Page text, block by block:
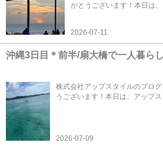
がとうございます！本日は
2026-07-11
沖縄3日目＊前半/扇大橋で一人暮らし
株式会社アップスタイルのブロ
うございます！本日は、アップ
2026-07-09